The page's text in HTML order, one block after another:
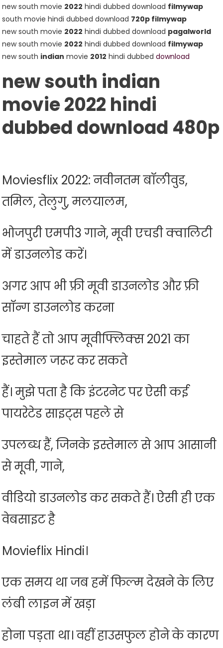
New
South
Indian
Movie
new south movie 2022 hindi dubbed download filmywap
south movie hindi dubbed download 720p filmywap
new south movie 2022 hindi dubbed download pagalworld
new south movie 2022 hindi dubbed download filmywap
new south indian movie 2012 hindi dubbeddownload
new south indian
movie 2022 hindi
dubbed download 480p
Moviesflix 2022: नवीनतम बॉलीवुड,
तमिल, तेलुगु, मलयालम,
भोजपुरी एमपी3 गाने, मूवी एचडी क्वालिटी
में डाउनलोड करें।
अगर आप भी फ्री मूवी डाउनलोड और फ्री
सॉन्ग डाउनलोड करना
चाहते हैं तो आप मूवीफ्लिक्स 2021 का
इस्तेमाल जरूर कर सकते
हैं। मुझे पता है कि इंटरनेट पर ऐसी कई
पायरेटेड साइट्स पहले से
उपलब्ध हैं, जिनके इस्तेमाल से आप आसानी
से मूवी, गाने,
वीडियो डाउनलोड कर सकते हैं। ऐसी ही एक
वेबसाइट है
Movieflix Hindi।
एक समय था जब हमें फिल्म देखने के लिए
लंबी लाइन में खड़ा
होना पड़ता था। वहीं हाउसफुल होने के कारण